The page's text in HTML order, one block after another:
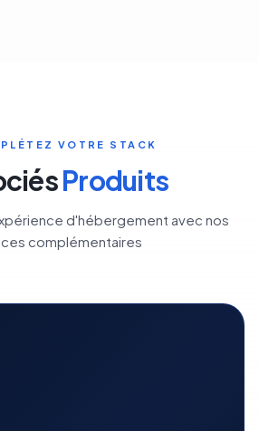
VOTRE STACK
Produits
d'hébergement avec nos
complémentaires